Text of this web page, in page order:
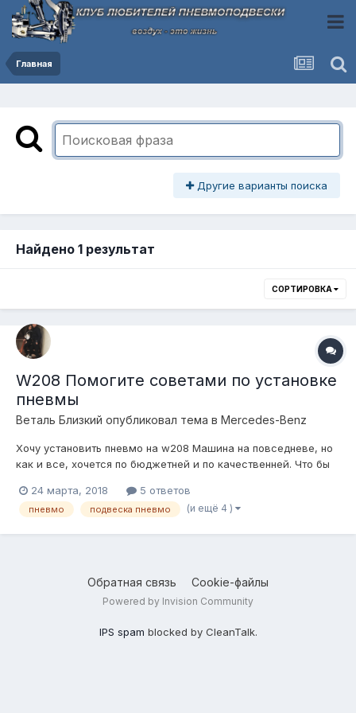
Главная
Другие варианты поиска
Найдено 1 результат
СОРТИРОВКА
W208 Помогите советами по установке
пневмы
Веталь Близкий опубликовал тема в Mercedes-Benz
Хочу установить пневмо на w208 Машина на повседневе, но
как и все, хочется по бюджетней и по качественней. Что бы
Какие посоветуете брать детали, какой фирмы и что вообще
для этого нужно? Цель: положить машину на пузо, что бы
24 марта, 2018 5 ответов
пневмо подвеска пневмо (и ещё 4 )
Обратная связь Cookie-файлы
Powered by Invision Community
IPS spam blocked by CleanTalk.